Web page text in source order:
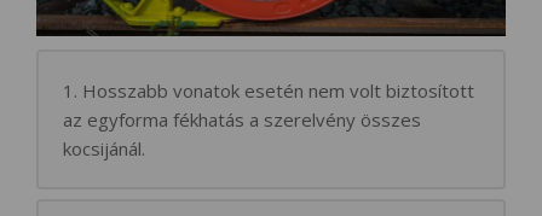
1. Hosszabb vonatok esetén nem volt biztosított
az egyforma fékhatás a szerelvény összes
kocsijánál.